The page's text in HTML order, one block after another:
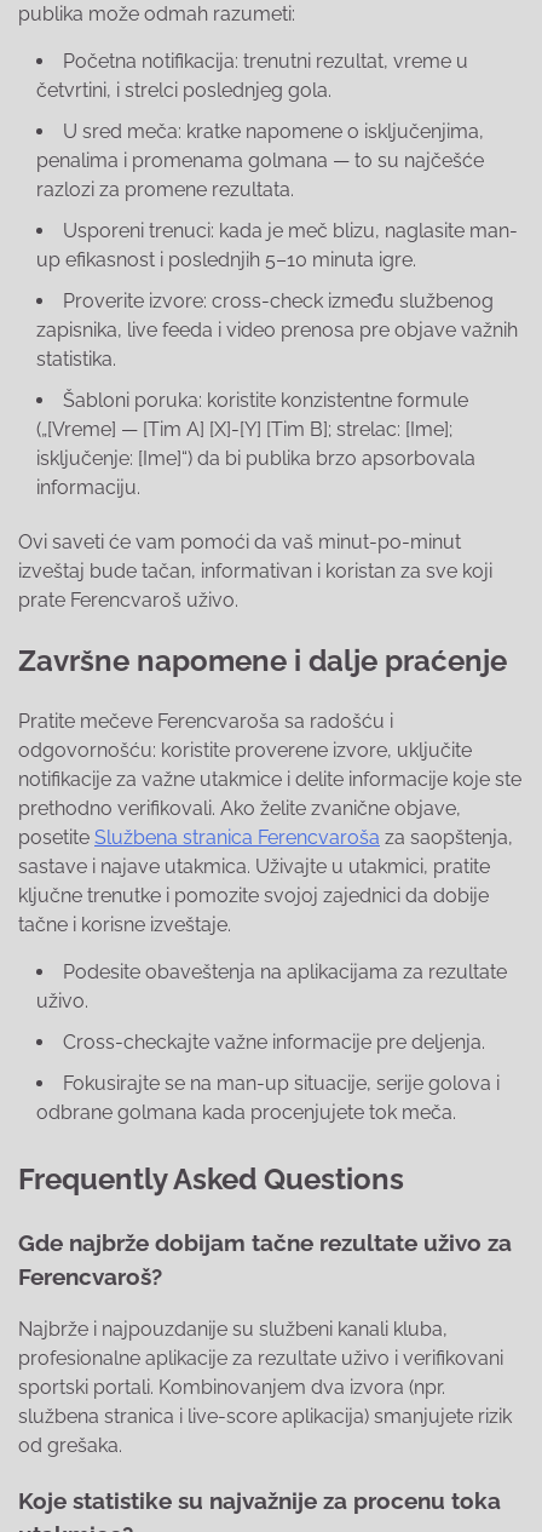
publika može odmah razumeti:
Početna notifikacija: trenutni rezultat, vreme u
četvrtini, i strelci poslednjeg gola.
U sred meča: kratke napomene o isključenjima,
penalima i promenama golmana — to su najčešće
razlozi za promene rezultata.
Usporeni trenuci: kada je meč blizu, naglasite man-
up efikasnost i poslednjih 5–10 minuta igre.
Proverite izvore: cross-check između službenog
zapisnika, live feeda i video prenosa pre objave važnih
statistika.
Šabloni poruka: koristite konzistentne formule
(„[Vreme] — [Tim A] [X]-[Y] [Tim B]; strelac: [Ime];
isključenje: [Ime]“) da bi publika brzo apsorbovala
informaciju.
Ovi saveti će vam pomoći da vaš minut-po-minut
izveštaj bude tačan, informativan i koristan za sve koji
prate Ferencvaroš uživo.
Završne napomene i dalje praćenje
Pratite mečeve Ferencvaroša sa radošću i
odgovornošću: koristite proverene izvore, uključite
notifikacije za važne utakmice i delite informacije koje ste
prethodno verifikovali. Ako želite zvanične objave,
posetite Službena stranica Ferencvaroša za saopštenja,
sastave i najave utakmica. Uživajte u utakmici, pratite
ključne trenutke i pomozite svojoj zajednici da dobije
tačne i korisne izveštaje.
Podesite obaveštenja na aplikacijama za rezultate
uživo.
Cross-checkajte važne informacije pre deljenja.
Fokusirajte se na man-up situacije, serije golova i
odbrane golmana kada procenjujete tok meča.
Frequently Asked Questions
Gde najbrže dobijam tačne rezultate uživo za
Ferencvaroš?
Najbrže i najpouzdanije su službeni kanali kluba,
profesionalne aplikacije za rezultate uživo i verifikovani
sportski portali. Kombinovanjem dva izvora (npr.
službena stranica i live-score aplikacija) smanjujete rizik
od grešaka.
Koje statistike su najvažnije za procenu toka